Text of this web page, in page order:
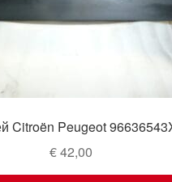
Citroën Peugeot
€42,00